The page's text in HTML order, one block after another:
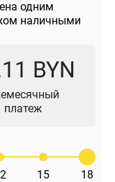
одним
наличными
BYN
платеж
18
15